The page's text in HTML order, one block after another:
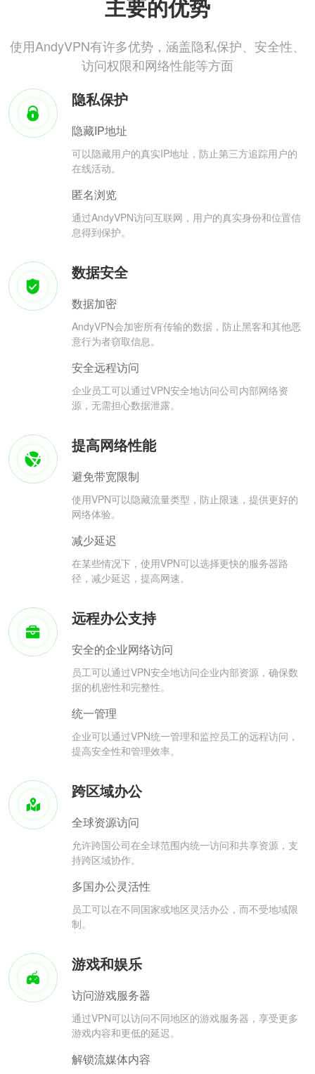
主要的优势
使用AndyVPN有许多优势，涵盖隐私保护、安全性、
访问权限和网络性能等方面
隐私保护
隐藏IP地址
可以隐藏用户的真实IP地址，防止第三方追踪用户的
在线活动。
匿名浏览
通过AndyVPN访问互联网，用户的真实身份和位置信
息得到保护。
数据安全
数据加密
AndyVPN会加密所有传输的数据，防止黑客和其他恶
意行为者窃取信息。
安全远程访问
企业员工可以通过VPN安全地访问公司内部网络资
源，无需担心数据泄露。
提高网络性能
避免带宽限制
使用VPN可以隐藏流量类型，防止限速，提供更好的
网络体验。
减少延迟
在某些情况下，使用VPN可以选择更快的服务器路
径，减少延迟，提高网速。
远程办公支持
安全的企业网络访问
员工可以通过VPN安全地访问企业内部资源，确保数
据的机密性和完整性。
统一管理
企业可以通过VPN统一管理和监控员工的远程访问，
提高安全性和管理效率。
跨区域办公
全球资源访问
允许跨国公司在全球范围内统一访问和共享资源，支
持跨区域协作。
多国办公灵活性
员工可以在不同国家或地区灵活办公，而不受地域限
制。
游戏和娱乐
访问游戏服务器
通过VPN可以访问不同地区的游戏服务器，享受更多
游戏内容和更低的延迟。
解锁流媒体内容